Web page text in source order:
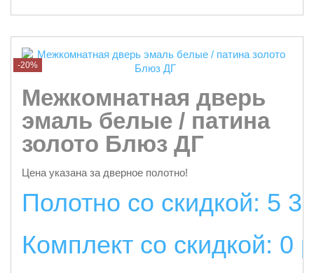
-20%
Межкомнатная дверь
эмаль белые / патина
золото Блюз ДГ
Цена указана за дверное полотно!
Полотно со скидкой: 5
Комплект со скидкой: 0